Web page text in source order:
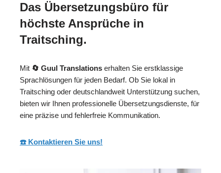
Das Übersetzungsbüro für
höchste Ansprüche in
Traitsching.
Mit 🔄 Guul Translations erhalten Sie erstklassige
Sprachlösungen für jeden Bedarf. Ob Sie lokal in
Traitsching oder deutschlandweit Unterstützung suchen,
bieten wir Ihnen professionelle Übersetzungsdienste, für
eine präzise und fehlerfreie Kommunikation.
☎️ Kontaktieren Sie uns!